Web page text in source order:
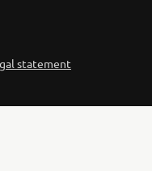
statement